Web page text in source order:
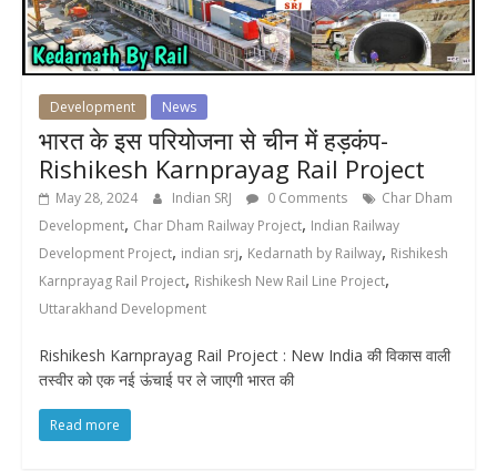
Development News
भारत के इस परियोजना से चीन में हड़कंप-
Rishikesh Karnprayag Rail Project
May 28, 2024 Indian SRJ 0 Comments
Char Dham
Development, Char Dham Railway Project, Indian Railway
Development Project, indian srj, Kedarnath by Railway, Rishikesh
Karnprayag Rail Project, Rishikesh New Rail Line Project,
Uttarakhand Development
Rishikesh Karnprayag Rail Project : New India की विकास वाली
तस्वीर को एक नई ऊंचाई पर ले जाएगी भारत की
Read more